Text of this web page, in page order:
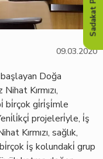
09.03.2020
Doğa
Kırmızı,
bi̇rçok gi̇ri̇şi̇mle
projeleri̇yle, i̇ş
Kırmızı, sağlık,
i̇ş kolundaki̇ grup